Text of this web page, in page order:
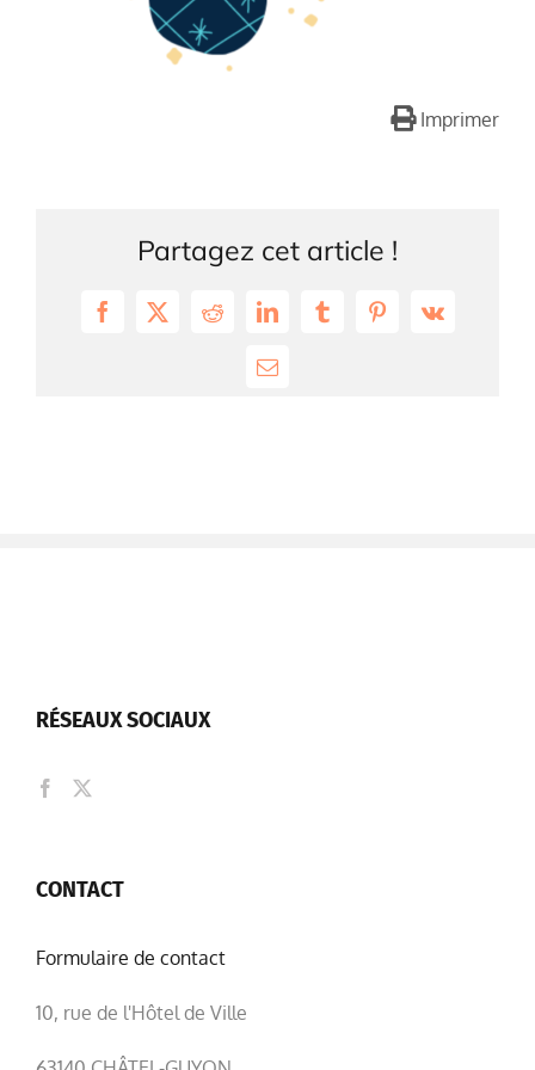
Imprimer
Partagez cet article !
Facebook
X RedditLinkedInTumblrPinterest
Vk
Email
RÉSEAUX SOCIAUX
CONTACT
Formulaire de contact
10, rue de l'Hôtel de Ville